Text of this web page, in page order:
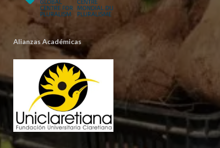
Alianzas Académicas